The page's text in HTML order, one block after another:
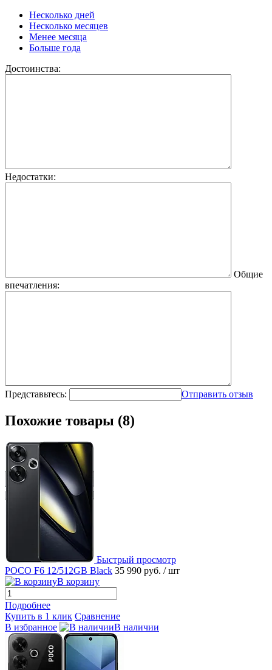
Несколько дней
Несколько месяцев
Менее месяца
Больше года
Достоинства:
Недостатки:
Общие
впечатления:
Представьтесь: Отправить отзыв
Похожие товары (8)
Быстрый просмотр
POCO F6 12/512GB Black 35 990 руб. / шт
В корзину
Подробнее
Купить в 1 клик Сравнение
В избранное
В наличии